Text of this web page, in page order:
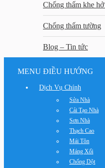
Chống thấm khe
Chống thấm tường
Blog – Tin tức
MENU ĐIỀU HƯỚNG
Dịch Vụ Chính
Sửa Nhà
Cải Tạo Nhà
Sơn Nhà
Thạch Cao
Mái Tôn
Máng Xối
Chống Dột